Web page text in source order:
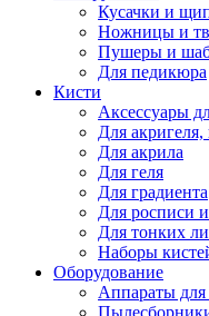
Кусачки и
Ножницы и
Пушеры и
Для педикюра
Кисти
Аксессуары
Для акригеля,
Для акрила
Для геля
Для градиента
Для росписи
Для тонких
Наборы
Оборудование
Аппараты